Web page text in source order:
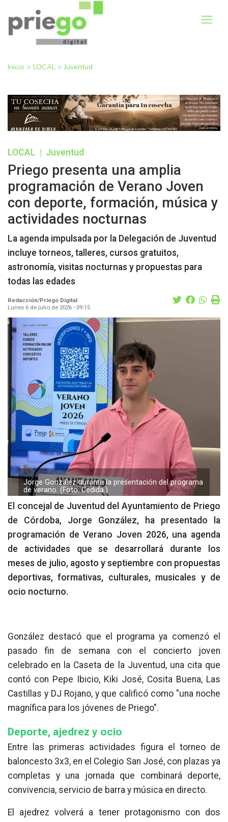
Inicio > LOCAL >Juventud
LOCAL Juventud
Priego presenta una amplia
programación de Verano Joven
con deporte, formación, música y
actividades nocturnas
La agenda impulsada por la Delegación de Juventud
incluye torneos, talleres, cursos gratuitos,
astronomía, visitas nocturnas y propuestas para
todas las edades
Redacción/Priego Digital
Lunes 6 de julio de 2026 - 09:15
Jorge González durante la presentación del programa
de verano. (Foto: Cedida.)
El concejal de Juventud del Ayuntamiento de Priego
de Córdoba, Jorge González, ha presentado la
programación de Verano Joven 2026, una agenda
de actividades que se desarrollará durante los
meses de julio, agosto y septiembre con propuestas
deportivas, formativas, culturales, musicales y de
ocio nocturno.
González destacó que el programa ya comenzó el
pasado fin de semana con el concierto joven
celebrado en la Caseta de la Juventud, una cita que
contó con Pepe Ibicio, Kiki José, Cosita Buena, Las
Castillas y DJ Rojano, y que calificó como "una noche
magnífica para los jóvenes de Priego".
Deporte, ajedrez y ocio
Entre las primeras actividades figura el torneo de
baloncesto 3x3, en el Colegio San José, con plazas ya
completas y una jornada que combinará deporte,
convivencia, servicio de barra y música en directo.
El ajedrez volverá a tener protagonismo con dos